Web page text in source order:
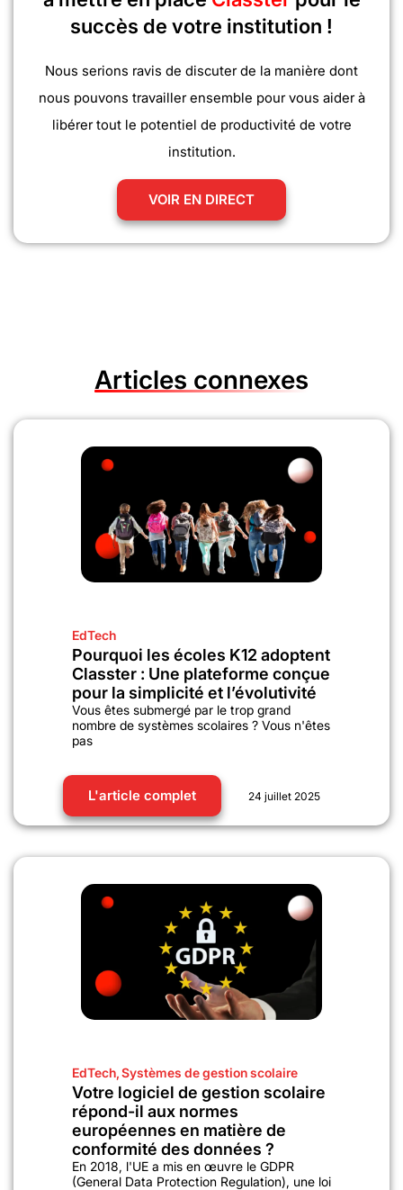
succès de votre institution !
Nous serions ravis de discuter de la manière dont
nous pouvons travailler ensemble pour vous aider à
libérer tout le potentiel de productivité de votre
institution.
VOIR EN DIRECT
Articles connexes
EdTech
Pourquoi les écoles K12 adoptent
Classter : Une plateforme conçue
pour la simplicité et l’évolutivité
Vous êtes submergé par le trop grand
nombre de systèmes scolaires ? Vous n'êtes
pas
L'article complet 24 juillet 2025
EdTech,Systèmes de gestion scolaire
Votre logiciel de gestion scolaire
répond-il aux normes
européennes en matière de
conformité des données ?
En 2018, l'UE a mis en œuvre le GDPR
(General Data Protection Regulation), une loi